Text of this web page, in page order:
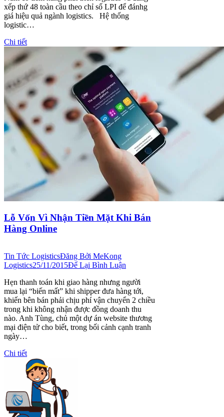
xếp thứ 48 toàn cầu theo chỉ số LPI để đánhg
giá hiệu quả ngành logistics. Hệ thống
logistic…
Chi tiết
Lỗ Vốn Vì Nhận Tiền Mặt Khi Bán
Hàng Online
Tin Tức LogisticsĐăng Bởi MeKong
Logistics25/11/2015Để Lại Bình Luận
Hẹn thanh toán khi giao hàng nhưng người
mua lại “biến mất” khi shipper đưa hàng tới,
khiến bên bán phải chịu phí vận chuyển 2 chiều
trong khi không nhận được đồng doanh thu
nào. Anh Tùng, chủ một dự án website thương
mại điện tử cho biết, trong bối cảnh cạnh tranh
ngày…
Chi tiết